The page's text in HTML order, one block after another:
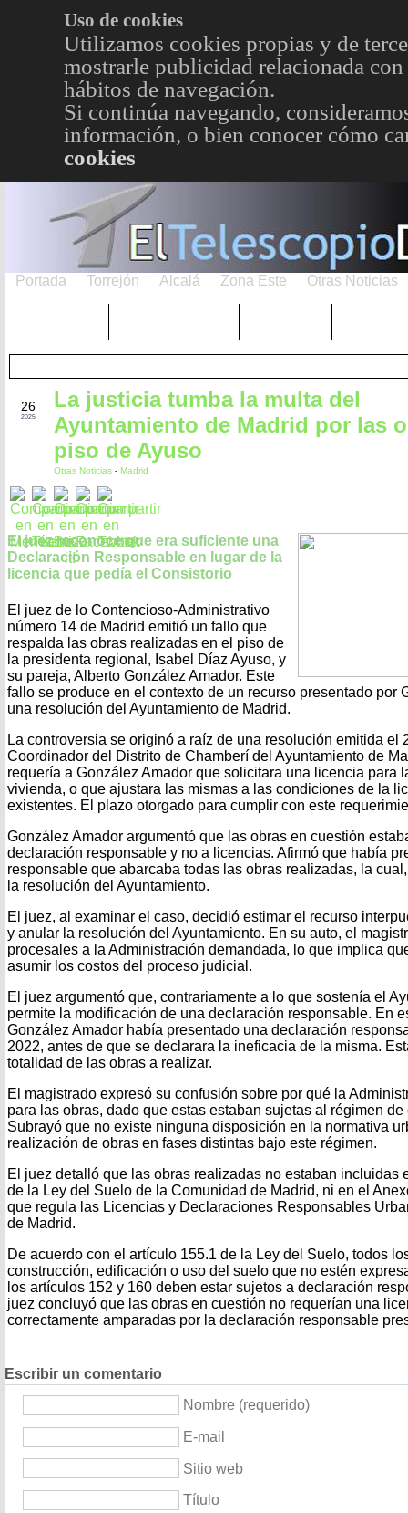
Uso de cookies
Utilizamos cookies propias y de
mostrarle publicidad relacionada
hábitos de navegación.
Si continúa navegando,
información, o bien conocer cómo
cookies
Portada Torrejón Alcalá Zona Este Otras Noticias
26
2025
La justicia tumba la multa del
Ayuntamiento de Madrid por las
piso de Ayuso
Otras Noticias - Madrid
El juez reconoce que era suficiente una
Declaración Responsable en lugar de la
licencia que pedía el Consistorio
El juez de lo Contencioso-Administrativo
número 14 de Madrid emitió un fallo que
respalda las obras realizadas en el piso de
la presidenta regional, Isabel Díaz Ayuso, y
su pareja, Alberto González Amador. Este
fallo se produce en el contexto de un recurso presentado por
una resolución del Ayuntamiento de Madrid.
La controversia se originó a raíz de una resolución emitida el
Coordinador del Distrito de Chamberí del Ayuntamiento de
requería a González Amador que solicitara una licencia para
vivienda, o que ajustara las mismas a las condiciones de la
existentes. El plazo otorgado para cumplir con este
González Amador argumentó que las obras en cuestión
declaración responsable y no a licencias. Afirmó que había
responsable que abarcaba todas las obras realizadas, la
la resolución del Ayuntamiento.
El juez, al examinar el caso, decidió estimar el recurso
y anular la resolución del Ayuntamiento. En su auto, el
procesales a la Administración demandada, lo que implica
asumir los costos del proceso judicial.
El juez argumentó que, contrariamente a lo que sostenía el
permite la modificación de una declaración responsable. En
González Amador había presentado una declaración
2022, antes de que se declarara la ineficacia de la misma.
totalidad de las obras a realizar.
El magistrado expresó su confusión sobre por qué la
para las obras, dado que estas estaban sujetas al régimen
Subrayó que no existe ninguna disposición en la normativa
realización de obras en fases distintas bajo este régimen.
El juez detalló que las obras realizadas no estaban incluidas
de la Ley del Suelo de la Comunidad de Madrid, ni en el
que regula las Licencias y Declaraciones Responsables
de Madrid.
De acuerdo con el artículo 155.1 de la Ley del Suelo, todos
construcción, edificación o uso del suelo que no estén
los artículos 152 y 160 deben estar sujetos a declaración
juez concluyó que las obras en cuestión no requerían una
correctamente amparadas por la declaración responsable
Escribir un comentario
Nombre (requerido)
E-mail
Sitio web
Título